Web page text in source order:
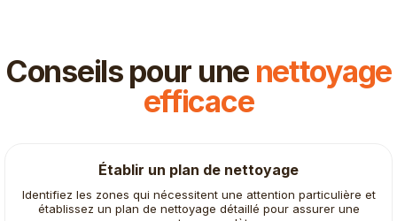
Conseils pour une nettoyage
efficace
Établir un plan de nettoyage
Identifiez les zones qui nécessitent une attention particulière et
établissez un plan de nettoyage détaillé pour assurer une